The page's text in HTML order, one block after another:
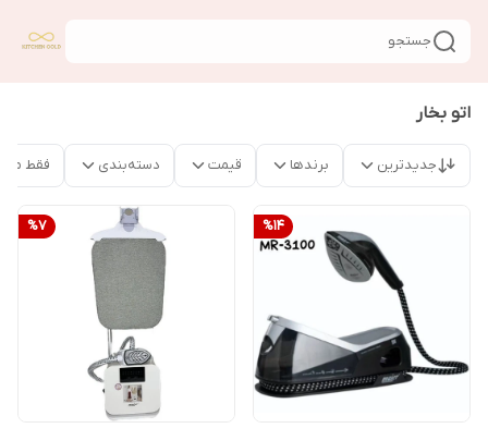
جستجو
اتو بخار
جدیدترین برندها قیمت دسته‌بندی فقط
%14
%7